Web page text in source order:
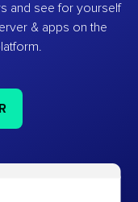
and see for yourself
& apps on the